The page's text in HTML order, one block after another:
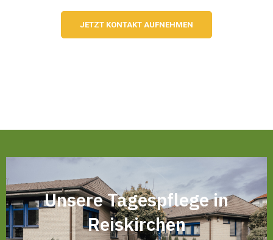
JETZT KONTAKT AUFNEHMEN
Unsere Tagespflege in
Reiskirchen